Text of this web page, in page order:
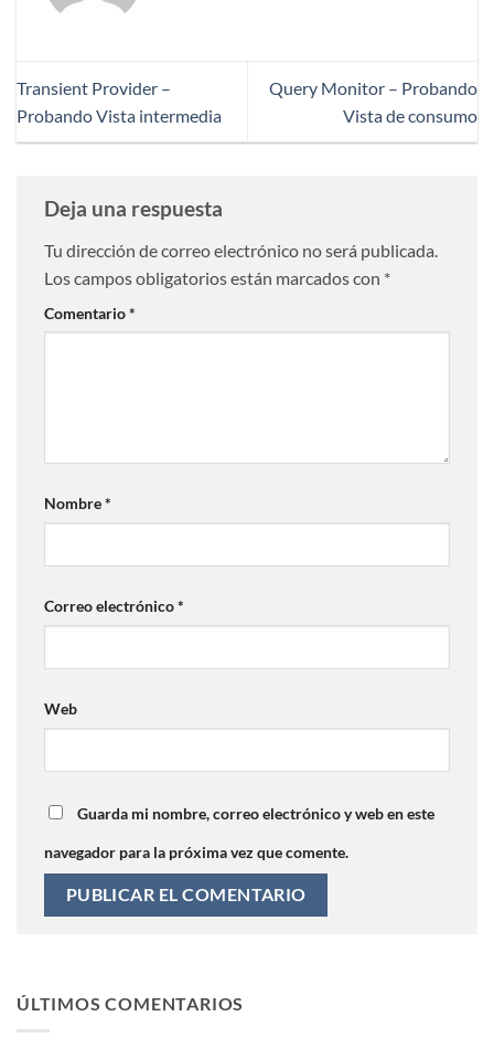
Transient Provider –
Probando Vista intermedia
Query Monitor – Probando
Vista de consumo
Deja una respuesta
Tu dirección de correo electrónico no será publicada.
Los campos obligatorios están marcados con *
Comentario*
Nombre*
Correo electrónico*
Web
Guarda mi nombre, correo electrónico y web en este
navegador para la próxima vez que comente.
ÚLTIMOS COMENTARIOS